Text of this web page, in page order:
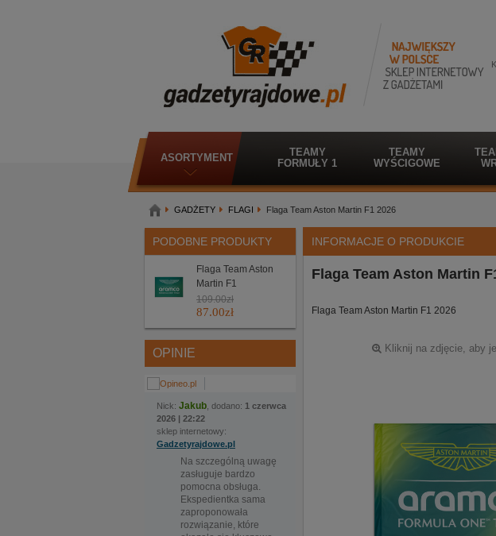
ASORTYMENT
TEAMY
FORMUŁY 1
TEAMY
WYŚCIGOWE
GADŻETY FLAGI Flaga Team Aston Martin F1 2026
PODOBNE PRODUKTY
Flaga Team Aston
Martin F1
109.00zł
87.00zł
OPINIE
Nick: Jakub , dodano: 1 czerwca
2026 | 22:22
sklep internetowy:
Gadzetyrajdowe.pl
Na szczególną uwagę
zasługuje bardzo
pomocna obsługa.
Ekspedientka sama
zaproponowała
rozwiązanie, które
INFORMACJE O PRODUKCIE
Flaga Team Aston Martin
Flaga Team Aston Martin F1 2026
Kliknij na zdjęcie, aby